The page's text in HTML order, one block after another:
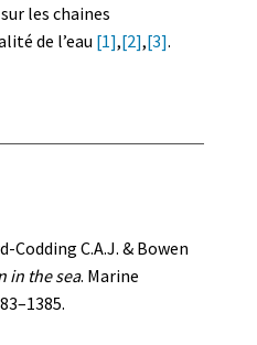
les chaines
de l’eau [1],[2],[3].
Codding C.A.J. & Bowen
in the sea. Marine